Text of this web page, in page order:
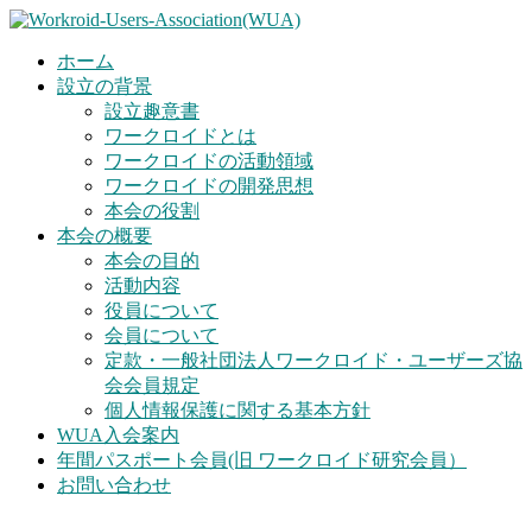
ホーム
設立の背景
設立趣意書
ワークロイドとは
ワークロイドの活動領域
ワークロイドの開発思想
本会の役割
本会の概要
本会の目的
活動内容
役員について
会員について
定款・一般社団法人ワークロイド・ユーザーズ協
会会員規定
個人情報保護に関する基本方針
WUA入会案内
年間パスポート会員(旧 ワークロイド研究会員）
お問い合わせ